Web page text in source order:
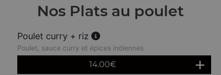
Nos Plats au poulet
Poulet curry + riz
Poulet, sauce curry et épices indiennes
14.00€